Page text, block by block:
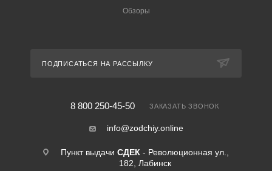
Обзоры
ПОДПИСАТЬСЯ НА РАССЫЛКУ
8 800 250-45-50 ЗАКАЗАТЬ ЗВОНОК
info@zodchiy.online
Пункт выдачи СДЕК - Революционная ул.,
182, Лабинск